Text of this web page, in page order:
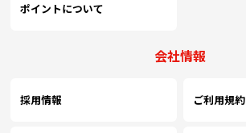
ポイントについて
会社情報
採用情報 ご利用規約